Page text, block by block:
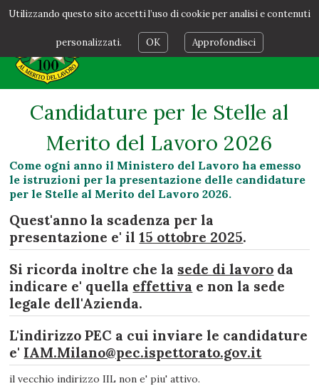
Utilizzando questo sito accetti l’uso di cookie per analisi e contenuti
personalizzati. OK Approfondisci
Candidature per le Stelle al
Merito del Lavoro 2026
Come ogni anno il Ministero del Lavoro ha emesso
le istruzioni per la presentazione delle candidature
per le Stelle al Merito del Lavoro 2026.
Quest'anno la scadenza per la
presentazione e' il15 ottobre 2025.
Si ricorda inoltre che la sede di lavoro da
indicare e' quella effettiva e non la sede
legale dell'Azienda.
L'indirizzo PEC a cui inviare le candidature
e' IAM.Milano@pec.ispettorato.gov.it
il vecchio indirizzo IIL non e' piu' attivo.